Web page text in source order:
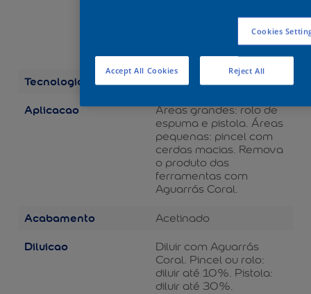
até 67 m2 Quarto 0,9 L:
até 19 m2 Quarto 0,8 L:
Tecnologia Não aplicável
Aplicacao
Áreas grandes: rolo de
espuma e pistola. Áreas
pequenas: pincel com
cerdas macias. Remova
o produto das
ferramentas com
Aguarrás Coral.
Acabamento Acetinado
Diluicao
Diluir com Aguarrás
Coral. Pincel ou rolo:
diluir até 10%. Pistola:
diluir até 30%.
Cookies
Reject All
Accept All Cookies